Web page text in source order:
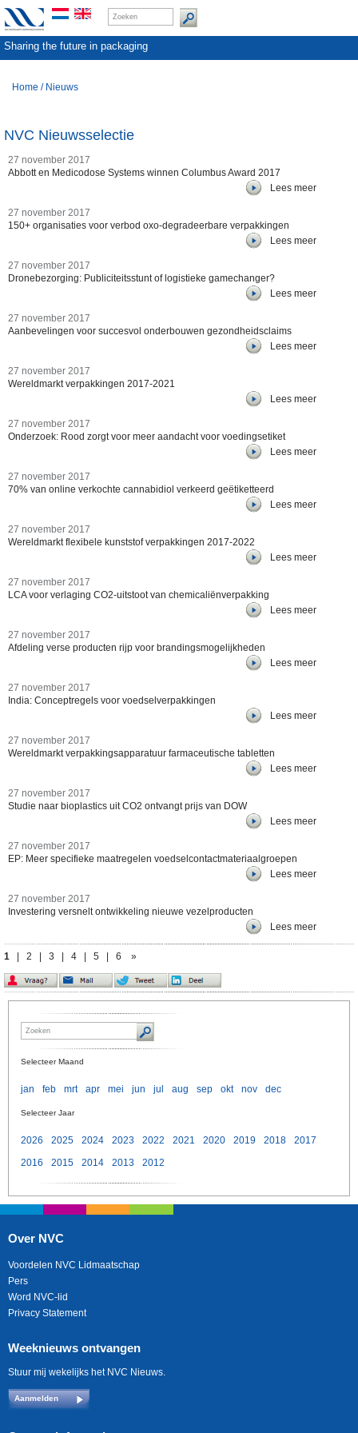
Sharing the future in packaging
Home / Nieuws
NVC Nieuwsselectie
27 november 2017
Abbott en Medicodose Systems winnen Columbus Award 2017
Lees meer
27 november 2017
150+ organisaties voor verbod oxo-degradeerbare verpakkingen
Lees meer
27 november 2017
Dronebezorging: Publiciteitsstunt of logistieke gamechanger?
Lees meer
27 november 2017
Aanbevelingen voor succesvol onderbouwen gezondheidsclaims
Lees meer
27 november 2017
Wereldmarkt verpakkingen 2017-2021
Lees meer
27 november 2017
Onderzoek: Rood zorgt voor meer aandacht voor voedingsetiket
Lees meer
27 november 2017
70% van online verkochte cannabidiol verkeerd geëtiketteerd
Lees meer
27 november 2017
Wereldmarkt flexibele kunststof verpakkingen 2017-2022
Lees meer
27 november 2017
LCA voor verlaging CO2-uitstoot van chemicaliënverpakking
Lees meer
27 november 2017
Afdeling verse producten rijp voor brandingsmogelijkheden
Lees meer
27 november 2017
India: Conceptregels voor voedselverpakkingen
Lees meer
27 november 2017
Wereldmarkt verpakkingsapparatuur farmaceutische tabletten
Lees meer
27 november 2017
Studie naar bioplastics uit CO2 ontvangt prijs van DOW
Lees meer
27 november 2017
EP: Meer specifieke maatregelen voedselcontactmateriaalgroepen
Lees meer
27 november 2017
Investering versnelt ontwikkeling nieuwe vezelproducten
Lees meer
1 2 3 4 5 6 »
Selecteer Maand
jan feb mrt apr mei jun jul aug sep okt nov dec
Selecteer Jaar
2026 2025 2024 2023 2022 2021 2020 2019 2018
2017
2016
2015 2014 2013 2012
Over NVC
Voordelen NVC Lidmaatschap
Pers
Word NVC-lid
Privacy Statement
Weeknieuws ontvangen
Stuur mij wekelijks het NVC Nieuws.
Aanmelden